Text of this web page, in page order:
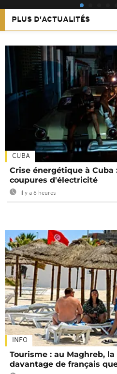
PLUS D'ACTUALITÉS
CUBA
Crise énergétique à
coupures d'électricité
Il y a 6 heures
INFO
Tourisme : au Maghreb,
davantage de français